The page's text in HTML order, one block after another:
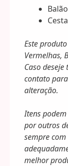
Cesta
Este
Vermelhas,
Caso
contato
alteração.
Itens
por outros
sempre
melhor